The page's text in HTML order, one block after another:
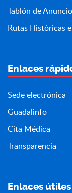
Tablón de
Rutas Históricas
Enlaces
Sede electrónica
Guadalinfo
Cita Médica
Transparencia
Enlaces útiles